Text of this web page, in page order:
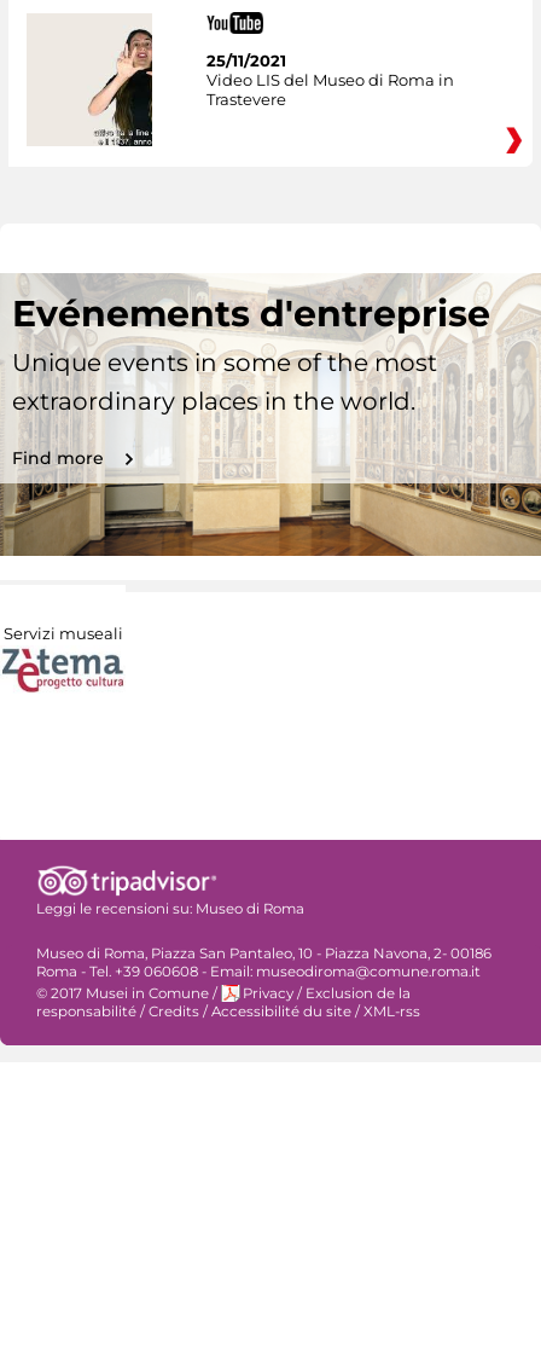
25/11/2021
Video LIS del Museo di Roma in
Trastevere
Evénements d'entreprise
Unique events in some of the most
extraordinary places in the world.
Find more
Servizi museali
Leggi le recensioni su: Museo di Roma
Museo di Roma, Piazza San Pantaleo, 10 - Piazza Navona, 2- 00186
Roma - Tel. +39 060608 - Email: museodiroma@comune.roma.it
© 2017 Musei in Comune / Privacy / Exclusion de la
responsabilité / Credits / Accessibilité du site / XML-rss